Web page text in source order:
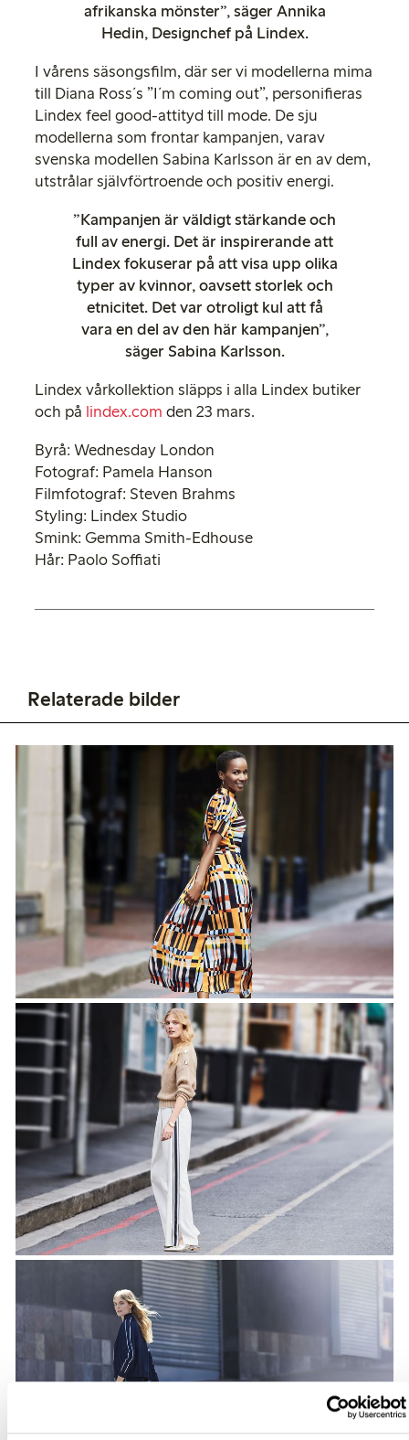
afrikanska mönster”, säger Annika
Hedin, Designchef på Lindex.
I vårens säsongsfilm, där ser vi modellerna mima
till Diana Ross´s ”I´m coming out”, personifieras
Lindex feel good-attityd till mode. De sju
modellerna som frontar kampanjen, varav
svenska modellen Sabina Karlsson är en av dem,
utstrålar självförtroende och positiv energi.
”Kampanjen är väldigt stärkande och
full av energi. Det är inspirerande att
Lindex fokuserar på att visa upp olika
typer av kvinnor, oavsett storlek och
etnicitet. Det var otroligt kul att få
vara en del av den här kampanjen”,
säger Sabina Karlsson.
Lindex vårkollektion släpps i alla Lindex butiker
och på lindex.com den 23 mars.
Byrå: Wednesday London
Fotograf: Pamela Hanson
Filmfotograf: Steven Brahms
Styling: Lindex Studio
Smink: Gemma Smith-Edhouse
Hår: Paolo Soffiati
Relaterade bilder